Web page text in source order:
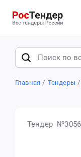
Главная Тендеры
Тендер